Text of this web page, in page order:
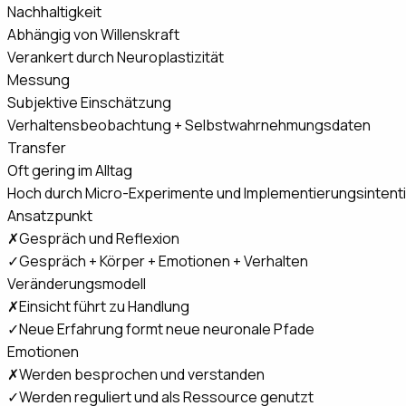
Nachhaltigkeit
Abhängig von Willenskraft
Verankert durch Neuroplastizität
Messung
Subjektive Einschätzung
Verhaltensbeobachtung + Selbstwahrnehmungsdaten
Transfer
Oft gering im Alltag
Hoch durch Micro-Experimente und
Ansatzpunkt
✗Gespräch und Reflexion
✓Gespräch + Körper + Emotionen + Verhalten
Veränderungsmodell
✗Einsicht führt zu Handlung
✓Neue Erfahrung formt neue neuronale Pfade
Emotionen
✗Werden besprochen und verstanden
✓Werden reguliert und als Ressource genutzt